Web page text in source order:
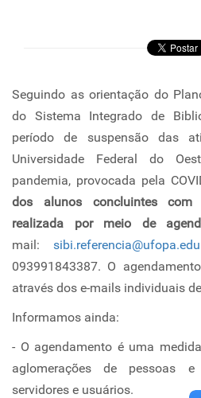
Seguindo as orientação do
do Sistema Integrado de
período de suspensão das
Universidade Federal do
pandemia, provocada pela
dos alunos concluintes com
realizada por meio de
mail:
093991843387. O
através dos e-mails individuais
Informamos ainda:
- O agendamento é uma
aglomerações de pessoas
servidores e usuários.